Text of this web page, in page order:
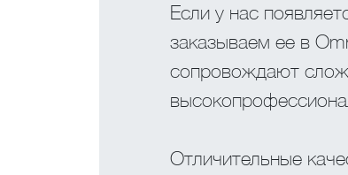
Если у нас
заказываем ее в
сопровождают
Отличительные